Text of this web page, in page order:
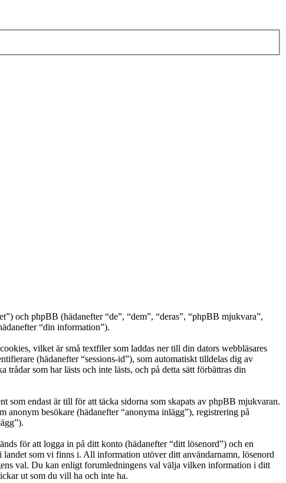
och phpBB (hädanefter “de”, “dem”, “deras”, “phpBB mjukvara”,
“din information”).
vilket är små textfiler som laddas ner till din dators webbläsares
(hädanefter “sessions-id”), som automatiskt tilldelas dig av
som har lästs och inte lästs, och på detta sätt förbättras din
som endast är till för att täcka sidorna som skapats av phpBB mjukvaran.
besökare (hädanefter “anonyma inlägg”), registrering på
för att logga in på ditt konto (hädanefter “ditt lösenord”) och en
landet som vi finns i. All information utöver ditt användarnamn, lösenord
val. Du kan enligt forumledningens val välja vilken information i ditt
ut som du vill ha och inte ha.